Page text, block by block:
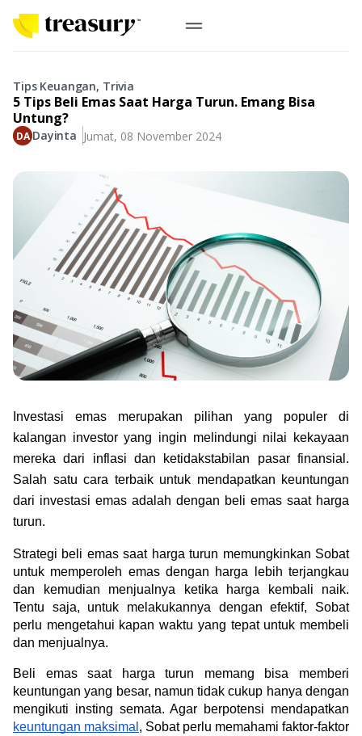
Emas Fisik
Logam Mulia
Antam, UBS
Koin Emas
Koin Nusantara, Lunar & Custom
Perhiasan
From Story
Buyback
Jual emas kamu ke Treasury
Perusahaan
Gold for Good
Berkontribusi pada hal yang benar-benar berarti
#BuatMasaDepan
Green Gold
Profile
Tata Kelola
Indonesia
Indonesia
Tips Keuangan, Trivia
5 Tips Beli Emas Saat Harga Turun. Emang Bisa
Untung?
Dayinta Jumat, 08 November 2024
Investasi emas merupakan pilihan yang populer di
kalangan investor yang ingin melindungi nilai kekayaan
mereka dari inflasi dan ketidakstabilan pasar finansial.
Salah satu cara terbaik untuk mendapatkan keuntungan
dari investasi emas adalah dengan beli emas saat harga
turun.
Strategi beli emas saat harga turun memungkinkan Sobat
untuk memperoleh emas dengan harga lebih terjangkau
dan kemudian menjualnya ketika harga kembali naik.
Tentu saja, untuk melakukannya dengan efektif, Sobat
perlu mengetahui kapan waktu yang tepat untuk membeli
dan menjualnya.
Beli emas saat harga turun memang bisa memberi
keuntungan yang besar, namun tidak cukup hanya dengan
keuntungan maksimal , Sobat perlu memahami faktor-faktor